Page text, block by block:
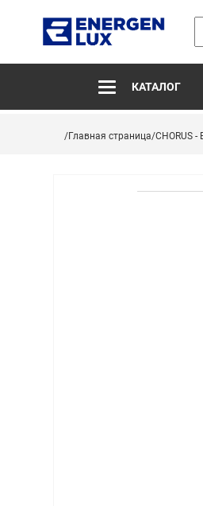
КАТАЛОГ
/Главная страница/CHORUS